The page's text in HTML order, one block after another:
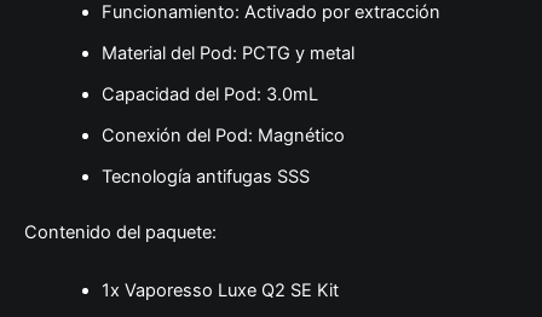
Funcionamiento: Activado por extracción
Material del Pod: PCTG y metal
Capacidad del Pod: 3.0mL
Conexión del Pod: Magnético
Tecnología antifugas SSS
Contenido del paquete:
1x Vaporesso Luxe Q2 SE Kit